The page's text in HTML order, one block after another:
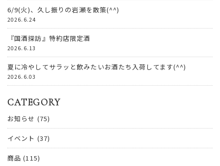
6/9(火)、久し振りの岩瀬を散策(^^)
2026.6.24
『国酒探訪』特約店限定酒
2026.6.13
夏に冷やしてサラッと飲みたいお酒たち入荷してます(^^)
2026.6.03
CATEGORY
お知らせ (75)
イベント (37)
商品 (115)